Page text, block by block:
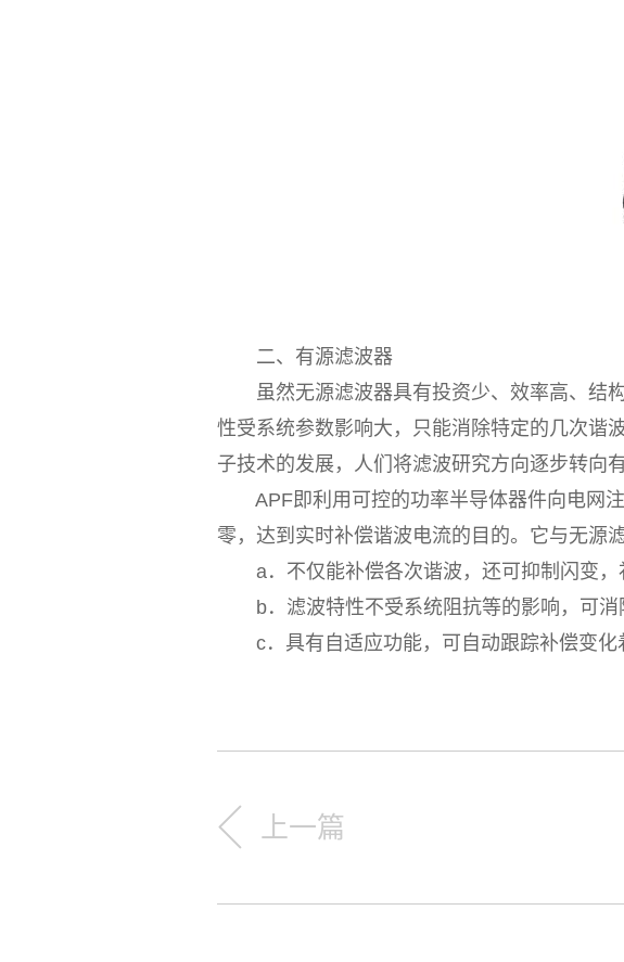
二、有源滤波器
虽然无源滤波器具有投资少、效率高、结构
性受系统参数影响大，只能消除特定的几次谐
子技术的发展，人们将滤波研究方向逐步转向
APF即利用可控的功率半导体器件向电网注
零，达到实时补偿谐波电流的目的。它与无源
a．不仅能补偿各次谐波，还可抑制闪变，
b．滤波特性不受系统阻抗等的影响，可消
c．具有自适应功能，可自动跟踪补偿变化
上一篇